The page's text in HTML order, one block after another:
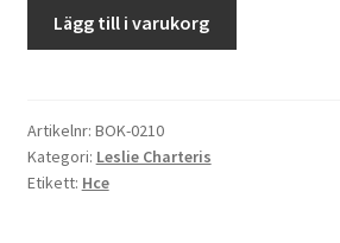
Lägg till i varukorg
Artikelnr: BOK-0210
Kategori: Leslie Charteris
Etikett: Hce